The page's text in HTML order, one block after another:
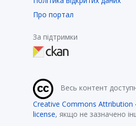
Про портал
За підтримки
Весь контент
Creative Commons Attribution
license, якщо не зазначено